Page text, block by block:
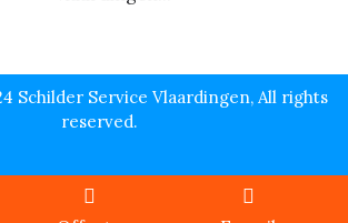
Schilder Service Vlaardingen, All rights
reserved.